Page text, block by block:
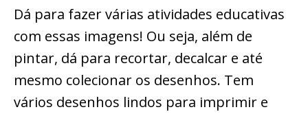
Dá para fazer várias atividades educativas
com essas imagens! Ou seja, além de
pintar, dá para recortar, decalcar e até
mesmo colecionar os desenhos. Tem
vários desenhos lindos para imprimir e